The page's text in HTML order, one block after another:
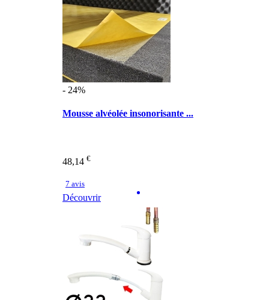
- 24%
Mousse alvéolée insonorisante ...
48,14 €
7 avis
Découvrir